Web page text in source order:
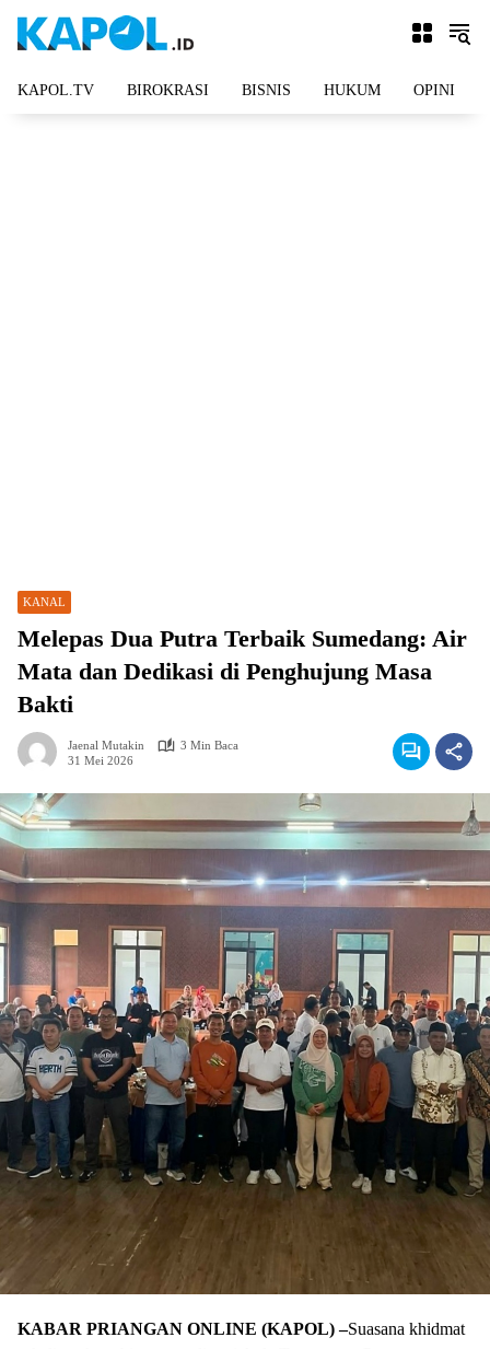
KAPOL.TV BIROKRASI BISNIS HUKUM OPINI
KANAL
Melepas Dua Putra Terbaik Sumedang: Air
Mata dan Dedikasi di Penghujung Masa
Bakti
Jaenal Mutakin
3 Min Baca
31 Mei 2026
KABAR PRIANGAN ONLINE (KAPOL) –Suasana khidmat